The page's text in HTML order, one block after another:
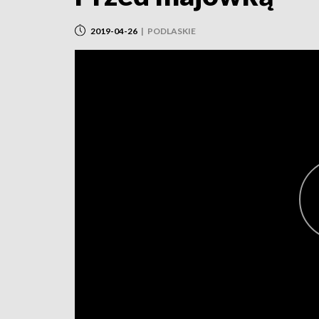
2019-04-26 | PODLASKIE